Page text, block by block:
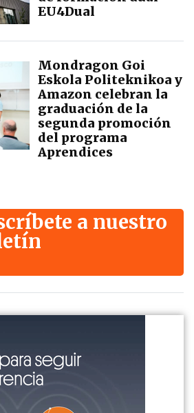
EU4Dual
Mondragon Goi
Eskola Politeknikoa y
Amazon celebran la
graduación de la
segunda promoción
del programa
Aprendices
a nuestro